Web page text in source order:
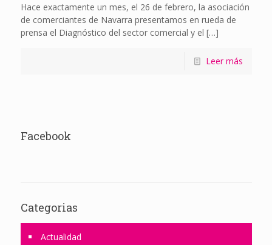
Hace exactamente un mes, el 26 de febrero, la asociación
de comerciantes de Navarra presentamos en rueda de
prensa el Diagnóstico del sector comercial y el […]
Leer más
Facebook
Categorias
Actualidad